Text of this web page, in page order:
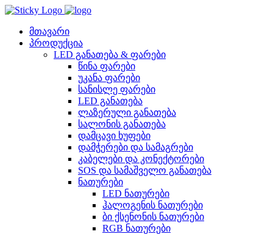
Skip
contentმთავარი
პროდუქცია
LED განათება & ფარები
წინა ფარები
უკანა ფარები
სანისლე ფარები
LED განათება
ლაზერული განათება
სალონის განათება
დამცავი ხუფები
დამჭერები და სამაგრები
კაბელები და კონექტორები
SOS და სამაშველო განათება
ნათურები
LED ნათურები
ჰალოგენის ნათურები
ბი ქსენონის ნათურები
RGB ნათურები